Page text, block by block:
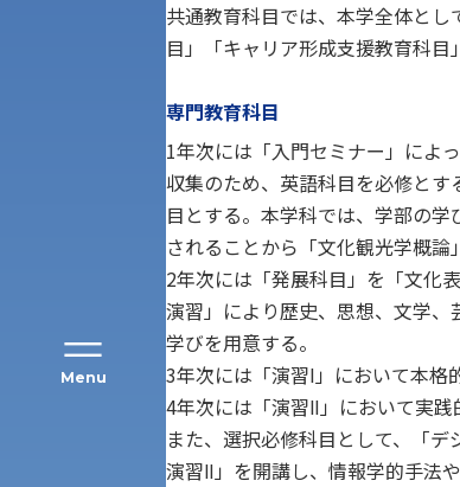
Menu
共通教育科目では、本学全体と
目」「キャリア形成支援教育科目
専門教育科目
1年次には「入門セミナー」によ
収集のため、英語科目を必修と
目とする。本学科では、学部の
されることから「文化観光学概論
2年次には「発展科目」を「文化
演習」により歴史、思想、文学
学びを用意する。
3年次には「演習Ⅰ」において本格
4年次には「演習Ⅱ」において実
また、選択必修科目として、「
演習Ⅱ」を開講し、情報学的手法